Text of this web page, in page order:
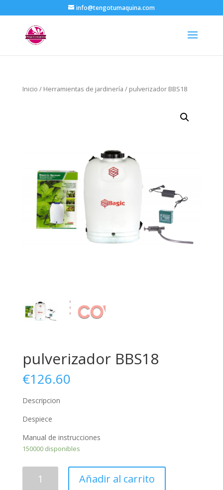
info@tengotumaquina.com
Inicio / Herramientas de jardinería / pulverizador BBS18
pulverizador BBS18
€126.60
Descripcion
Despiece
Manual de instrucciones
150000 disponibles
BBS18
Añadir al carrito